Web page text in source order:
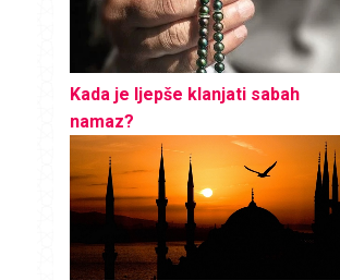
Kada je ljepše klanjati sabah
namaz?